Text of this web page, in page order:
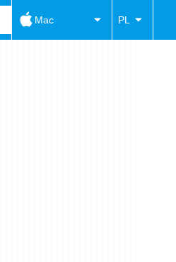
Mac PL